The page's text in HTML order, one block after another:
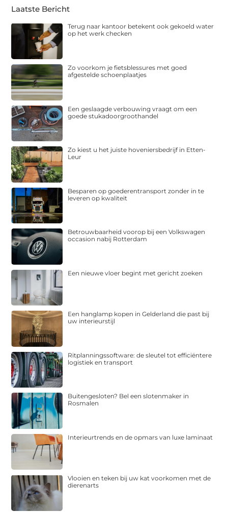
Laatste Bericht
Terug naar kantoor betekent ook gekoeld water
op het werk checken
Zo voorkom je fietsblessures met goed
afgestelde schoenplaatjes
Een geslaagde verbouwing vraagt om een
goede stukadoorgroothandel
Zo kiest u het juiste hoveniersbedrijf in Etten-
Leur
Besparen op goederentransport zonder in te
leveren op kwaliteit
Betrouwbaarheid voorop bij een Volkswagen
occasion nabij Rotterdam
Een nieuwe vloer begint met gericht zoeken
Een hanglamp kopen in Gelderland die past bij
uw interieurstijl
Ritplanningssoftware: de sleutel tot efficiëntere
logistiek en transport
Buitengesloten? Bel een slotenmaker in
Rosmalen
Interieurtrends en de opmars van luxe laminaat
Vlooien en teken bij uw kat voorkomen met de
dierenarts